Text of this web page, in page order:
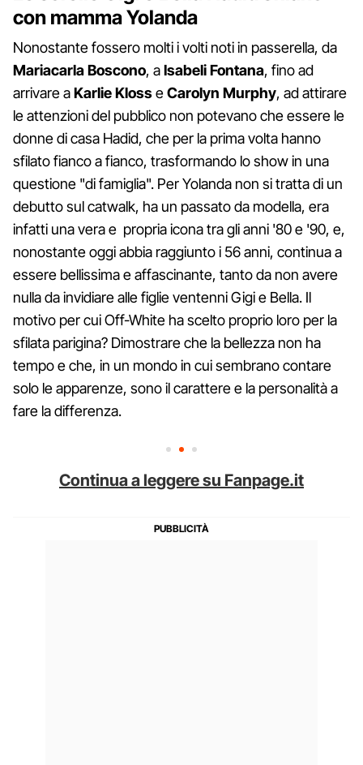
con mamma Yolanda
Nonostante fossero molti i volti noti in passerella, da
Mariacarla Boscono, aIsabeli Fontana, fino ad
arrivare aKarlie KlosseCarolyn Murphy, ad attirare
le attenzioni del pubblico non potevano che essere le
donne di casa Hadid, che per la prima volta hanno
sfilato fianco a fianco, trasformando lo show in una
questione "di famiglia". Per Yolanda non si tratta di un
debutto sul catwalk, ha un passato da modella, era
infatti una vera e propria icona tra gli anni '80 e '90, e,
nonostante oggi abbia raggiunto i 56 anni, continua a
essere bellissima e affascinante, tanto da non avere
nulla da invidiare alle figlie ventenni Gigi e Bella. Il
motivo per cui Off-White ha scelto proprio loro per la
sfilata parigina? Dimostrare che la bellezza non ha
tempo e che, in un mondo in cui sembrano contare
solo le apparenze, sono il carattere e la personalità a
fare la differenza.
Continua a leggere su Fanpage.it